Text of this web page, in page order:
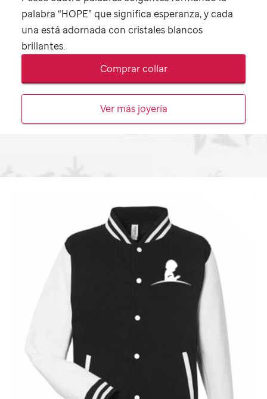
palabra “HOPE” que significa esperanza, y cada
una está adornada con cristales blancos
brillantes.
Comprar collar
Ver más joyería